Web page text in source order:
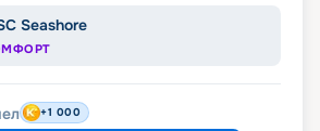
Seashore
+1 000